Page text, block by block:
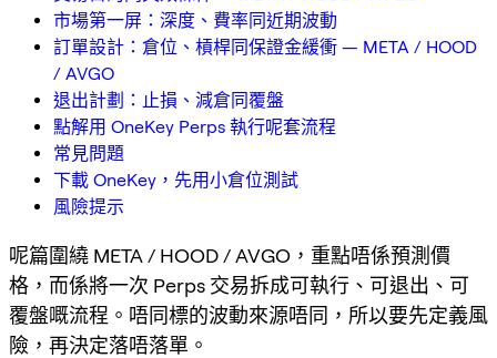
市場第一屏：深度、費率同近期波動
訂單設計：倉位、槓桿同保證金緩衝 — META / HOOD
/ AVGO
退出計劃：止損、減倉同覆盤
點解用 OneKey Perps 執行呢套流程
常見問題
下載 OneKey，先用小倉位測試
風險提示
呢篇圍繞 META / HOOD / AVGO，重點唔係預測價
格，而係將一次 Perps 交易拆成可執行、可退出、可
覆盤嘅流程。唔同標的波動來源唔同，所以要先定義風
險，再決定落唔落單。